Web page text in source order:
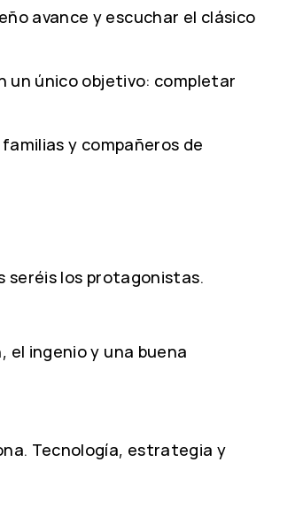
avance y escuchar el clásico
un único objetivo: completar
y compañeros de
seréis los protagonistas.
el ingenio y una buena
Tecnología, estrategia y